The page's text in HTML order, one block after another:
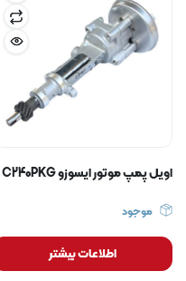
اویل پمپ موتور ایسوزو C240PKG
موجود
اطلاعات بیشتر